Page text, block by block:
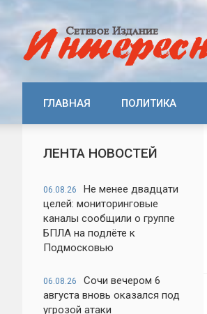
ГЛАВНАЯ ПОЛИТИКА
ЛЕНТА НОВОСТЕЙ
06.08.26
Не менее двадцати
целей: мониторинговые
каналы сообщили о группе
БПЛА на подлёте к
Подмосковью
06.08.26
Сочи вечером 6
августа вновь оказался под
угрозой атаки